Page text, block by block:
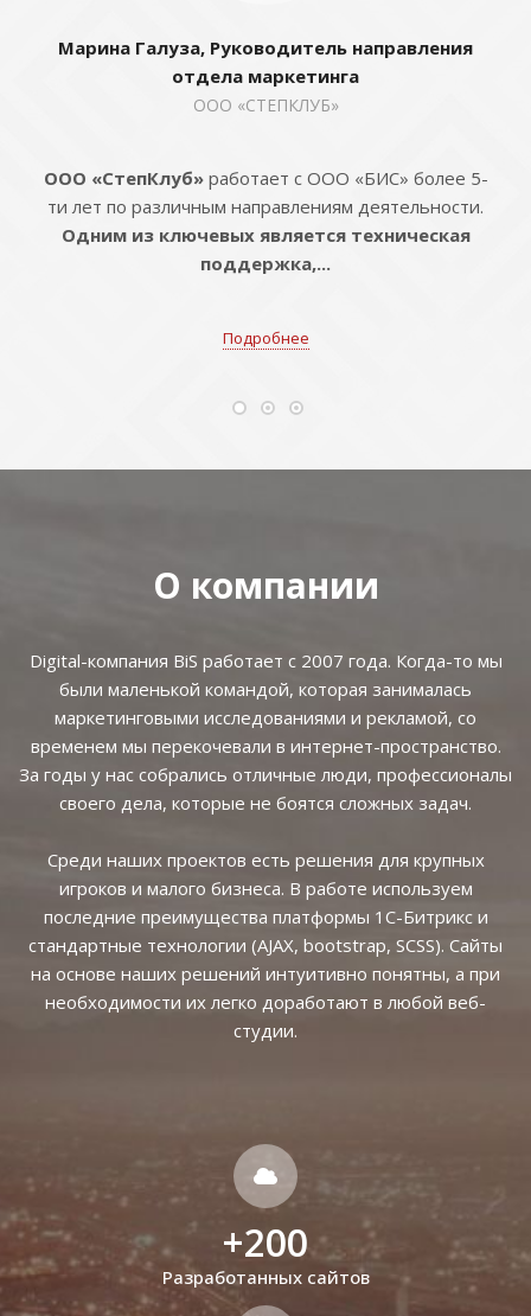
Марина Галуза, Руководитель направления
отдела маркетинга
ООО «СТЕПКЛУБ»
ООО «СтепКлуб»работает с ООО «БИС» более 5-
ти лет по различным направлениям деятельности.
Одним из ключевых является техническая
поддержка,...
Подробнее
О компании
Digital-компания BiS работает с 2007 года. Когда-то мы
были маленькой командой, которая занималась
маркетинговыми исследованиями и рекламой, со
временем мы перекочевали в интернет-пространство.
За годы у нас собрались отличные люди, профессионалы
своего дела, которые не боятся сложных задач.
Среди наших проектов есть решения для крупных
игроков и малого бизнеса. В работе используем
последние преимущества платформы 1С-Битрикс и
стандартные технологии (AJAX, bootstrap, SCSS). Сайты
на основе наших решений интуитивно понятны, а при
необходимости их легко доработают в любой веб-
студии.
+200
Разработанных сайтов